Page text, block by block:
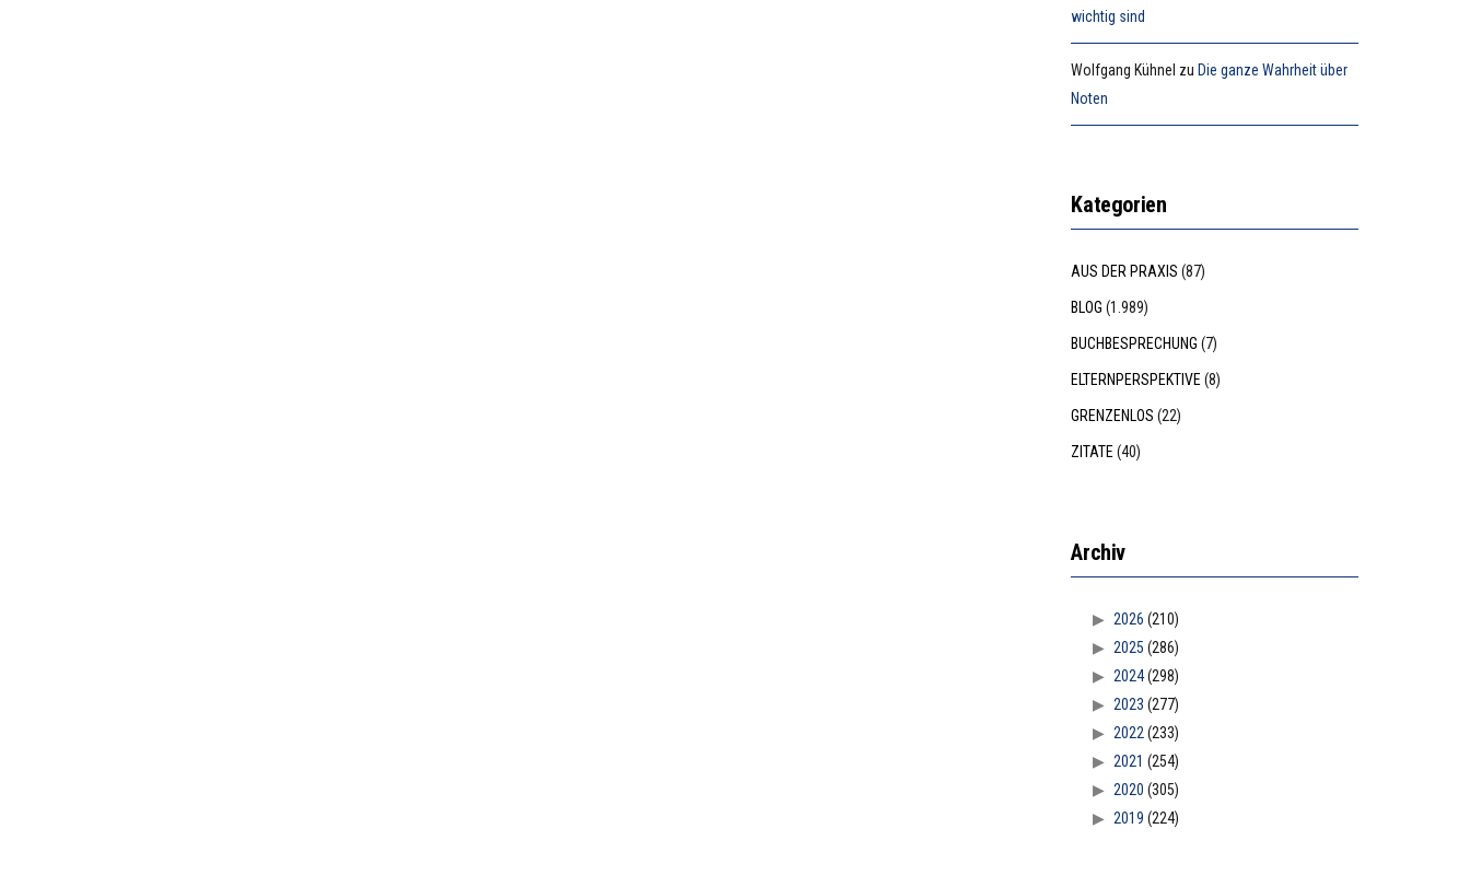
wichtig sind
Wolfgang Kühnel zu Die ganze Wahrheit über
Noten
Kategorien
AUS DER PRAXIS (87)
BLOG (1.989)
BUCHBESPRECHUNG (7)
ELTERNPERSPEKTIVE(8)
GRENZENLOS (22)
ZITATE(40)
Archiv
2026 (210)
2025 (286)
2024(298)
2023 (277)
2022(233)
2021 (254)
2020 (305)
2019 (224)